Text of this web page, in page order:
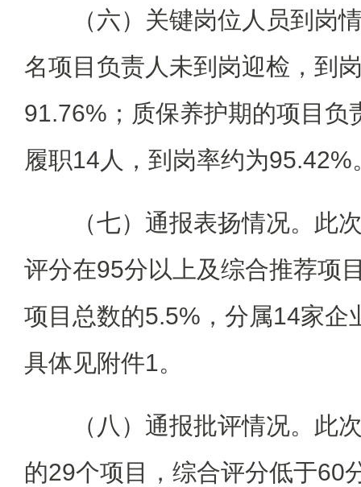
（六）关键岗位人员到岗
名项目负责人未到岗迎检，到
91.76%；质保养护期的项目负
履职14人，到岗率约为95.42%
（七）通报表扬情况。此
评分在95分以上及综合推荐项
项目总数的5.5%，分属14家企
具体见附件1。
（八）通报批评情况。此
的29个项目，综合评分低于60